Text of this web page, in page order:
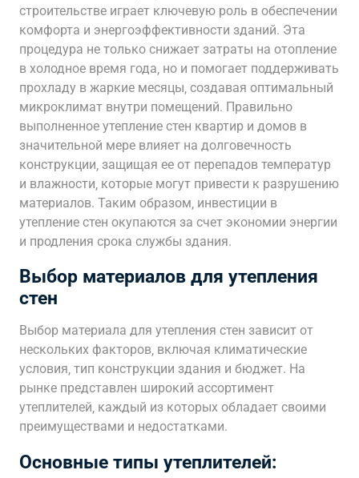
строительстве играет ключевую роль в обеспечении
комфорта и энергоэффективности зданий. Эта
процедура не только снижает затраты на отопление
в холодное время года‚ но и помогает поддерживать
прохладу в жаркие месяцы‚ создавая оптимальный
микроклимат внутри помещений. Правильно
выполненное утепление стен квартир и домов в
значительной мере влияет на долговечность
конструкции‚ защищая ее от перепадов температур
и влажности‚ которые могут привести к разрушению
материалов. Таким образом‚ инвестиции в
утепление стен окупаются за счет экономии энергии
и продления срока службы здания.
Выбор материалов для утепления
стен
Выбор материала для утепления стен зависит от
нескольких факторов‚ включая климатические
условия‚ тип конструкции здания и бюджет. На
рынке представлен широкий ассортимент
утеплителей‚ каждый из которых обладает своими
преимуществами и недостатками.
Основные типы утеплителей: